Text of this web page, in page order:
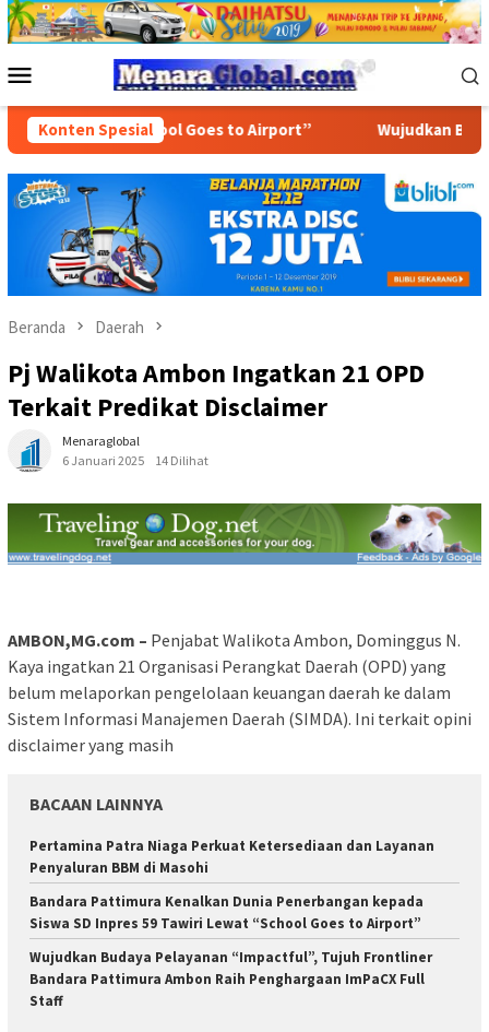
Loncat
ke
Mobile
Konten Spesial
“School Goes to Airport” Wujudkan Budaya
Beranda Daerah
Pj Walikota Ambon Ingatkan 21 OPD
Terkait Predikat Disclaimer
Menaraglobal
6 Januari 2025
14 Dilihat
AMBON,MG.com – Penjabat Walikota Ambon, Dominggus N.
Kaya ingatkan 21 Organisasi Perangkat Daerah (OPD) yang
belum melaporkan pengelolaan keuangan daerah ke dalam
Sistem Informasi Manajemen Daerah (SIMDA). Ini terkait opini
disclaimer yang masih
BACAAN LAINNYA
Pertamina Patra Niaga Perkuat Ketersediaan dan Layanan
Penyaluran BBM di Masohi
Bandara Pattimura Kenalkan Dunia Penerbangan kepada
Siswa SD Inpres 59 Tawiri Lewat “School Goes to Airport”
Wujudkan Budaya Pelayanan “Impactful”, Tujuh Frontliner
Bandara Pattimura Ambon Raih Penghargaan ImPaCX Full
Staff